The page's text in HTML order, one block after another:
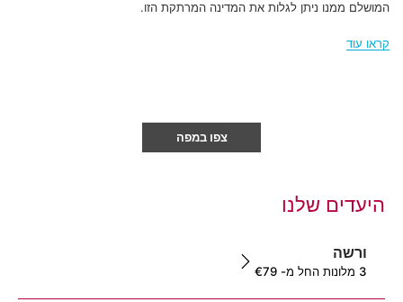
המושלם ממנו ניתן לגלות את המדינה המרתקת הזו.
קראו עוד
צפו במפה
היעדים שלנו
ורשה
3 מלונות החל מ- €79